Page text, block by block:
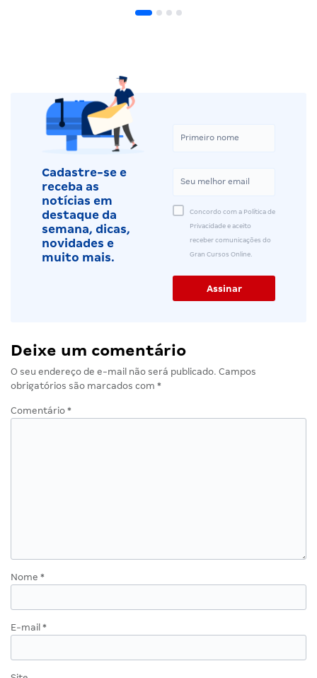
Cadastre-se e
receba as
notícias em
destaque da
semana, dicas,
novidades e
muito mais.
Concordo com a Política de
Privacidade e aceito
receber comunicações do
Gran Cursos Online.
Deixe um comentário
O seu endereço de e-mail não será publicado. Campos
obrigatórios são marcados com *
Comentário *
Nome *
E-mail *